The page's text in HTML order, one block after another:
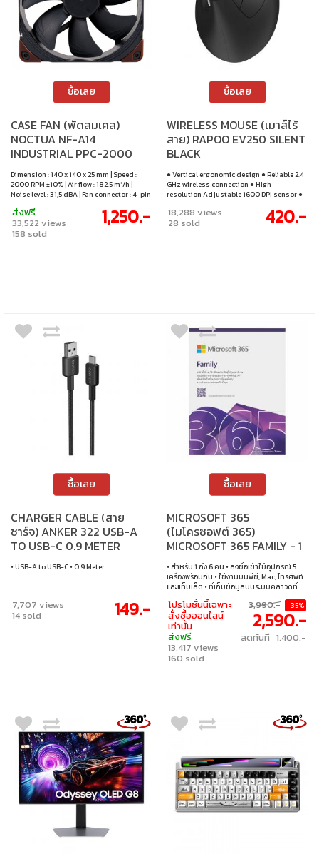
ซื้อเลย
CASE FAN (พัดลมเคส)
NOCTUA NF-A14
INDUSTRIAL PPC-2000
PWM
Dimension : 140 x 140 x 25 mm | Speed :
2000 RPM ±10% | Air flow : 182.5 m³/h |
Noise level : 31,5 dBA | Fan connector : 4-pin
ส่งฟรี
33,522 views
158 sold
1,250.-
ซื้อเลย
WIRELESS MOUSE (เมาส์ไร้
สาย) RAPOO EV250 SILENT
BLACK
● Vertical ergonomic design ● Reliable 2.4
GHz wireless connection ● High-
resolution Adjustable 1600 DPI sensor ●
18,288 views
28 sold 420.-
ซื้อเลย
CHARGER CABLE (สาย
ชาร์จ) ANKER 322 USB-A
TO USB-C 0.9 METER
(AK357) (BLACK)
• USB-A to USB-C • 0.9 Meter
7,707 views
14 sold 149.-
ซื้อเลย
MICROSOFT 365
(ไมโครซอฟต์ 365)
MICROSOFT 365 FAMILY - 1
TO 6 PEOPLE ENGLISH
12MONTH SUBSCRIPTION
FPP (EP2-36878)
• สำหรับ 1 ถึง 6 คน • ลงชื่อเข้าใช้อุปกรณ์ 5
เครื่องพร้อมกัน • ใช้งานบนพีซี, Mac, โทรศัพท์
และแท็บเล็ต • ที่เก็บข้อมูลบนระบบคลาวด์ที่
ปลอดภัยสูงสุด 6 TB (1 TB ต่อคน) • แอปเพิ่ม
ประสิทธิภาพการทำงานด้วย Microsoft
Copilot • ความปลอดภัยของข้อมูลและ
อุปกรณ์ • อีเมลที่ปลอดภัยแบบไม่มีโฆษณา •
Product key อยู่ภายในกล่อง ไม่มีดิสก์หรือ
แฟลชไดรฟ์ • อายุการใช้งาน 1 ปี
โปรโมชั่นนี้เฉพาะ
สั่งซื้อออนไลน์
เท่านั้น
ส่งฟรี
13,417 views
160 sold
3,990.- -35%
2,590.-
ลดทันที 1,400.-